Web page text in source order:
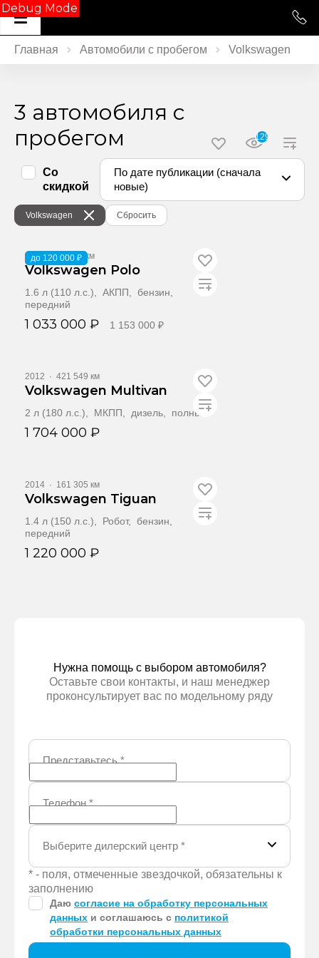
Debug Mode
Главная Автомобили с пробегом Volkswagen
3 автомобиля с
пробегом
129
Volkswagen Сбросить
Со
скидкой
По дате публикации (сначала
новые)
до 120 000 ₽
2016 ·85 874 км
Volkswagen Polo
1.6 л (110 л.с.), АКПП, бензин,
передний
1 033 000 ₽ 1 153 000 ₽
2012 · 421 549 км
Volkswagen Multivan
2 л (180 л.с.), МКПП, дизель, полный
1 704 000 ₽
2014 · 161 305 км
Volkswagen Tiguan
1.4 л (150 л.с.), Робот, бензин,
передний
1 220 000 ₽
Нужна помощь с выбором автомобиля?
Оставьте свои контакты, и наш менеджер
проконсультирует вас по модельному ряду
Представьтесь*
Телефон*
Выберите дилерский центр *
* - поля, отмеченные звездочкой, обязательны к
заполнению
Даю согласие на обработку персональных
данных и соглашаюсь с политикой
обработки персональных данных